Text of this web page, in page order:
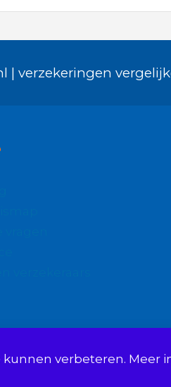
| verzekeringen
verbeteren. Meer